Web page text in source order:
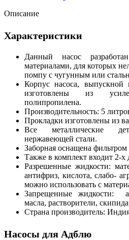
Описание
Характеристики
Данный насос
материалами, для которых
помпу с чугунным или
Корпус насоса,
изготовлены из
полипропилена.
Производительность: 5
Прокладки изготовлены из
Все металлические
нержавеющей стали.
Заборная оснащена фильтром
Также в комплект входит 2-
Разрешенные жидкости:
антифриз, кислота, слабо-
можно использовать с
Запрещенные жидкости:
масла, растворители,
Страна производитель:
Насосы для Адблю